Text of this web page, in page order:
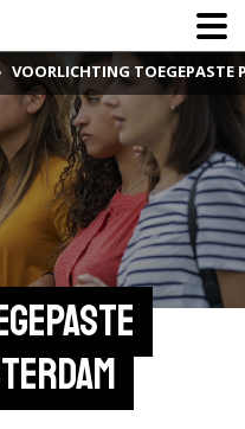
VOORLICHTING TOEGEPASTE